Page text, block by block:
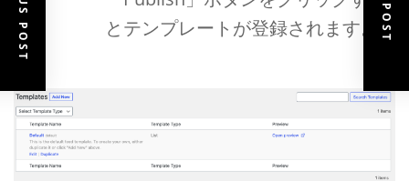
とテンプレートが登録されます。